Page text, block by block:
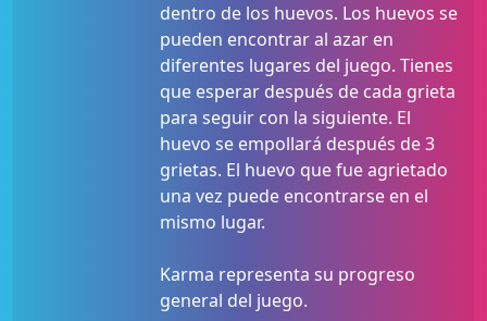
dentro de los huevos. Los huevos se
pueden encontrar al azar en
diferentes lugares del juego. Tienes
que esperar después de cada grieta
para seguir con la siguiente. El
huevo se empollará después de 3
grietas. El huevo que fue agrietado
una vez puede encontrarse en el
mismo lugar.
Karma representa su progreso
general del juego.